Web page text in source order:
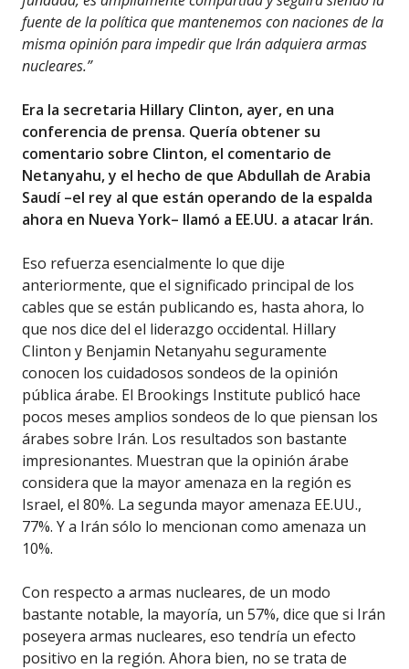
fuente de la política que mantenemos con naciones de la
misma opinión para impedir que Irán adquiera armas
nucleares.”
Era la secretaria Hillary Clinton, ayer, en una
conferencia de prensa. Quería obtener su
comentario sobre Clinton, el comentario de
Netanyahu, y el hecho de que Abdullah de Arabia
Saudí –el rey al que están operando de la espalda
ahora en Nueva York– llamó a EE.UU. a atacar Irán.
Eso refuerza esencialmente lo que dije
anteriormente, que el significado principal de los
cables que se están publicando es, hasta ahora, lo
que nos dice del el liderazgo occidental. Hillary
Clinton y Benjamin Netanyahu seguramente
conocen los cuidadosos sondeos de la opinión
pública árabe. El Brookings Institute publicó hace
pocos meses amplios sondeos de lo que piensan los
árabes sobre Irán. Los resultados son bastante
impresionantes. Muestran que la opinión árabe
considera que la mayor amenaza en la región es
Israel, el 80%. La segunda mayor amenaza EE.UU.,
77%. Y a Irán sólo lo mencionan como amenaza un
10%.
Con respecto a armas nucleares, de un modo
bastante notable, la mayoría, un 57%, dice que si Irán
poseyera armas nucleares, eso tendría un efecto
positivo en la región. Ahora bien, no se trata de